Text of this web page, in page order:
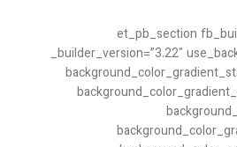
[et_pb_section
_builder_version=”3.22″